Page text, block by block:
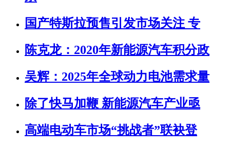
国产特斯拉预售引发市场关注 专
陈克龙：2020年新能源汽车积分政
吴辉：2025年全球动力电池需求量
除了快马加鞭 新能源汽车产业亟
高端电动车市场“挑战者”联袂登